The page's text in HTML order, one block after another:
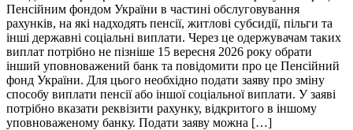
Пенсійним фондом України в частині обслуговування
рахунків, на які надходять пенсії, житлові субсидії, пільги та
інші державні соціальні виплати. Через це одержувачам таких
виплат потрібно не пізніше 15 вересня 2026 року обрати
інший уповноважений банк та повідомити про це Пенсійний
фонд України. Для цього необхідно подати заяву про зміну
способу виплати пенсії або іншої соціальної виплати. У заяві
потрібно вказати реквізити рахунку, відкритого в іншому
уповноваженому банку. Подати заяву можна […]